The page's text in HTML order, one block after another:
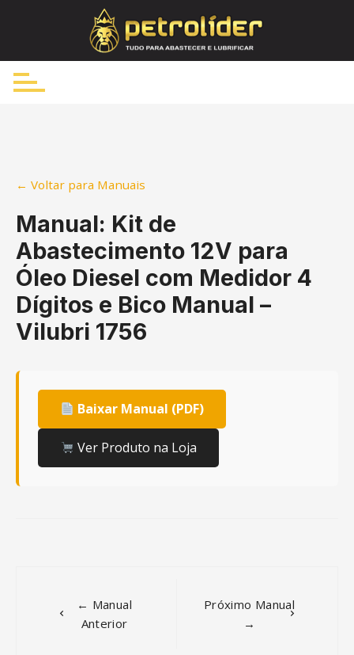
← Voltar para Manuais
Manual: Kit de
Abastecimento 12V para
Óleo Diesel com Medidor 4
Dígitos e Bico Manual –
Vilubri 1756
Baixar Manual (PDF)
Ver Produto na Loja
navigation
← Manual
Anterior
Próximo Manual
→